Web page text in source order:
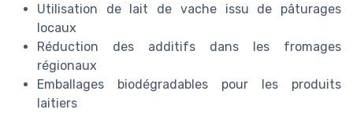
Utilisation de lait de vache issu de pâturages
locaux
Réduction des additifs dans les fromages
régionaux
Emballages biodégradables pour les produits
laitiers